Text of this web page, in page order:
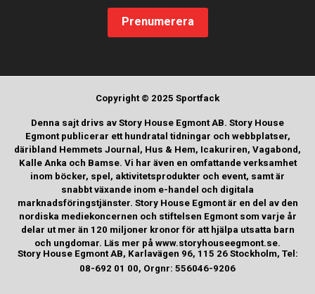
Prenumerera
Copyright © 2025 Sportfack
Denna sajt drivs av Story House Egmont AB. Story House
Egmont publicerar ett hundratal tidningar och webbplatser,
däribland Hemmets Journal, Hus & Hem, Icakuriren, Vagabond,
Kalle Anka och Bamse. Vi har även en omfattande verksamhet
inom böcker, spel, aktivitetsprodukter och event, samt är
snabbt växande inom e-handel och digitala
marknadsföringstjänster. Story House Egmont är en del av den
nordiska mediekoncernen och stiftelsen Egmont som varje år
delar ut mer än 120 miljoner kronor för att hjälpa utsatta barn
och ungdomar. Läs mer på www.storyhouseegmont.se.
Story House Egmont AB, Karlavägen 96, 115 26 Stockholm, Tel:
08-692 01 00, Orgnr: 556046-9206